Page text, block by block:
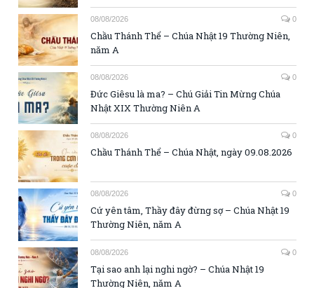
08/08/2026 0
Chầu Thánh Thể – Chúa Nhật 19 Thường Niên,
năm A
08/08/2026 0
Đức Giêsu là ma? – Chú Giải Tin Mừng Chúa
Nhật XIX Thường Niên A
08/08/2026 0
Chầu Thánh Thể – Chúa Nhật, ngày 09.08.2026
08/08/2026 0
Cứ yên tâm, Thầy đây đừng sợ – Chúa Nhật 19
Thường Niên, năm A
08/08/2026 0
Tại sao anh lại nghi ngờ? – Chúa Nhật 19
Thường Niên, năm A